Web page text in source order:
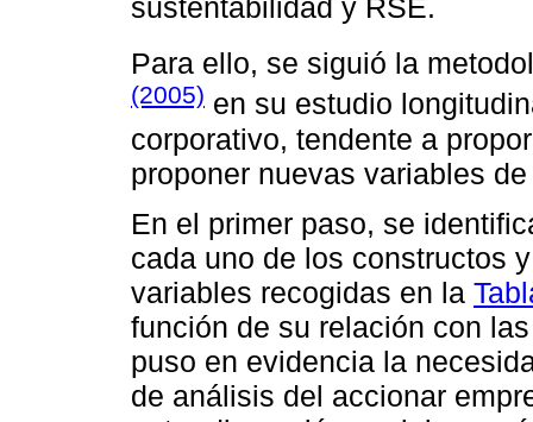
sustentabilidad y RSE.
Para ello, se siguió la
(2005) en su estudio
corporativo, tendente a
proponer nuevas variables
En el primer paso, se
cada uno de los constructos
variables recogidas en la
función de su relación con
puso en evidencia la
de análisis del accionar